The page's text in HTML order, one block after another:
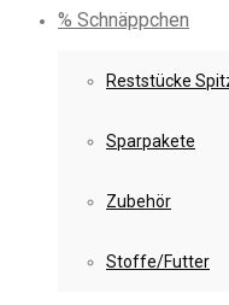
% Schnäppchen
Reststücke
Sparpakete
Zubehör
Stoffe/Futter